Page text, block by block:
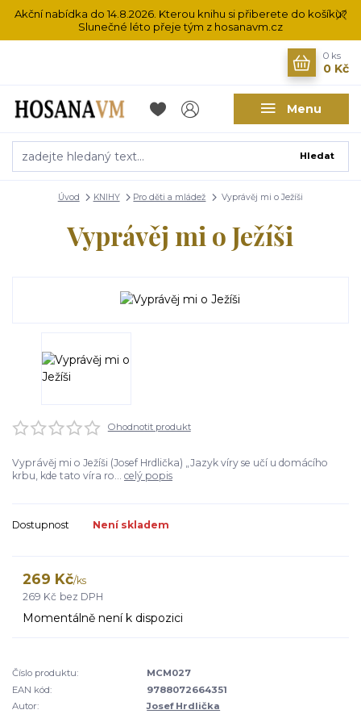
Akční nabídka do 14.8.2026. Kterou knihu si přiberete do košíku?
Slunečné léto přeje tým z hosanavm.cz
Menu
Hledat
0 ks
0 Kč
Úvod KNIHY Pro děti a mládež Vyprávěj mi o Ježíši
Vyprávěj mi o Ježíši
Ohodnotit produkt
Vyprávěj mi o Ježíši (Josef Hrdlička) „Jazyk víry se učí u domácího
krbu, kde tato víra ro... celý popis
Dostupnost Není skladem
269 Kč/ks
269 Kč bez DPH
Momentálně není k dispozici
Číslo produktu:
MCM027
EAN kód:
9788072664351
Autor:
Josef Hrdlička